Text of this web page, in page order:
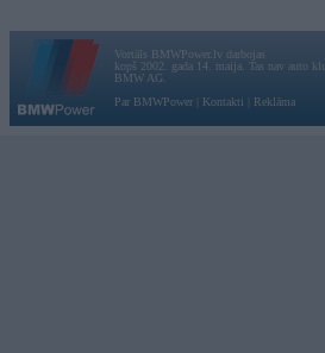
Vortāls BMWPower.lv darbojas
kopš 2002. gada 14. maija. Tas nav auto
BMW AG.
Par BMWPower
Kontakti Reklāma